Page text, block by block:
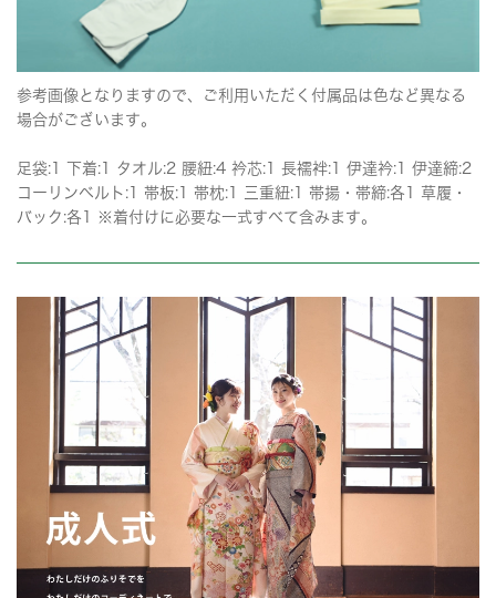
参考画像となりますので、ご利用いただく付属品は色など異なる
場合がございます。
足袋:1 下着:1 タオル:2 腰紐:4 衿芯:1 長襦袢:1 伊達衿:1 伊達締:2
コーリンベルト:1 帯板:1 帯枕:1 三重紐:1 帯揚・帯締:各1 草履・
バック:各1 ※着付けに必要な一式すべて含みます。